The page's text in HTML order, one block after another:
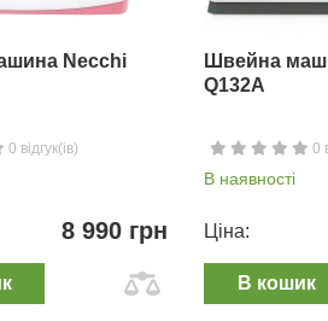
Necchi
0 відгук(ів)
8 990 грн
Швейна
Q132A
0
В наявності
Ціна:
В кошик